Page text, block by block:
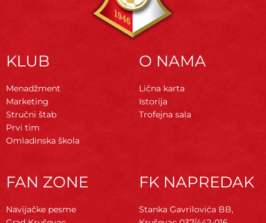
KLUB
Menadžment
Marketing
Stručni štab
Prvi tim
Omladinska škola
O NAMA
Lična karta
Istorija
Trofejna sala
FAN ZONE
Navijačke pesme
FK NAPREDAK
Stanka Gavrilovića BB,